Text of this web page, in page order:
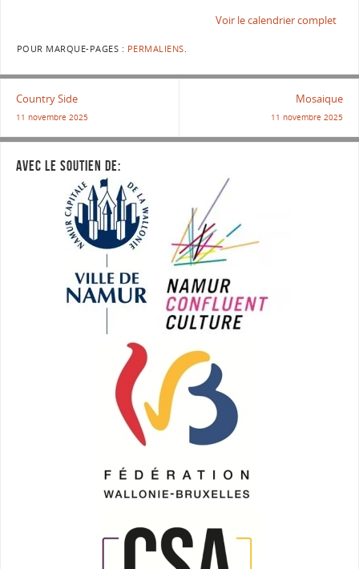
Voir le calendrier complet
POUR MARQUE-PAGES : PERMALIENS.
Country Side
11 novembre 2025
Mosaique
11 novembre 2025
AVEC LE SOUTIEN DE: